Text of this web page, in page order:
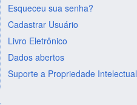
Esqueceu sua senha?
Cadastrar Usuário
Livro Eletrônico
Dados abertos
Suporte a Propriedade Intelectual